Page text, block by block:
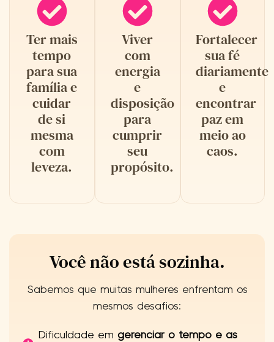
Ter mais
tempo
para sua
família e
cuidar
de si
mesma
com
leveza.
Viver
com
energia
e
disposição
para
cumprir
seu
propósito.
Fortalecer
sua fé
diariamente
e
encontrar
paz em
meio ao
caos.
Você não está sozinha.
Sabemos que muitas mulheres enfrentam os
mesmos desafios:
Dificuldade em gerenciar o tempo e as